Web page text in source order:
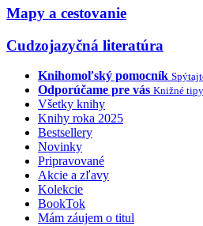
Mapy a cestovanie
Cudzojazyčná literatúra
Knihomoľský pomocník
Odporúčame pre vás Knižné
Všetky knihy
Knihy roka 2025
Bestsellery
Novinky
Pripravované
Akcie a zľavy
Kolekcie
BookTok
Mám záujem o titul